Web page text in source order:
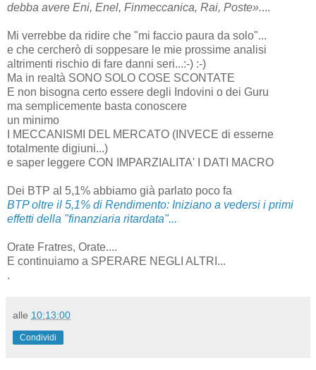
debba avere Eni, Enel, Finmeccanica, Rai, Poste»....
Mi verrebbe da ridire che "mi faccio paura da solo"...
e che cercherò di soppesare le mie prossime analisi
altrimenti rischio di fare danni seri...:-) :-)
Ma in realtà SONO SOLO COSE SCONTATE
E non bisogna certo essere degli Indovini o dei Guru
ma semplicemente basta conoscere
un minimo
I MECCANISMI DEL MERCATO (INVECE di esserne
totalmente digiuni...)
e saper leggere CON IMPARZIALITA' I DATI MACRO
Dei BTP al 5,1% abbiamo già parlato poco fa
BTP oltre il 5,1% di Rendimento: Iniziano a vedersi i primi
effetti della "finanziaria ritardata"...
Orate Fratres, Orate....
E continuiamo a SPERARE NEGLI ALTRI...
.
alle 10:13:00
Condividi